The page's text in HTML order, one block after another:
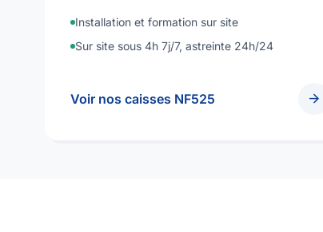
Installation et formation sur site
Sur site sous 4h 7j/7, astreinte 24h/24
Voir nos caisses NF525 arrow_forward